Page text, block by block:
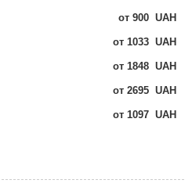
от 900 UAH
от 1033 UAH
от 1848 UAH
от 2695 UAH
от 1097 UAH